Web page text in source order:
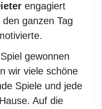
engagiert
ganzen Tag
gewonnen
wir viele schöne
Spiele und jede
Auf die